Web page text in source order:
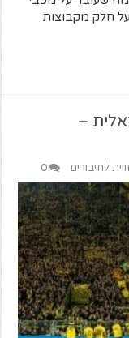
על חלק מקבוצות
–
לחיבורים 0